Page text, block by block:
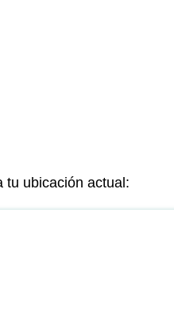
tu ubicación actual: